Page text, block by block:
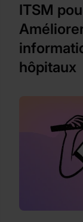
ITSM
hôpitaux